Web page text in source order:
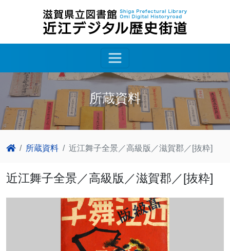
所蔵資料
所蔵資料 近江舞子全景／高級版／滋賀郡／[抜粋]
近江舞子全景／高級版／滋賀郡／[抜粋]